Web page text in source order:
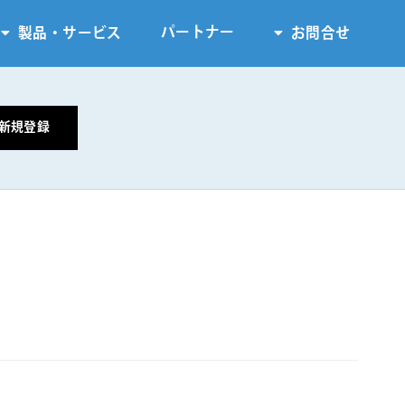
製品・サービス パートナー お問合せ